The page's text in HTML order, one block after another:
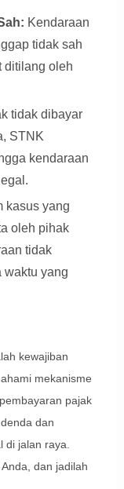
Kendaraan
tidak sah
ditilang oleh
tidak dibayar
STNK
kendaraan
kasus yang
oleh pihak
tidak
waktu yang
kewajiban
mekanisme
pajak
dan
di jalan raya.
dan jadilah